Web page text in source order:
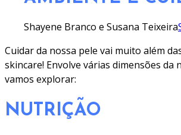
Shayene Branco e Susana Teixeira
Cuidar da nossa pele vai muito além
skincare! Envolve várias dimensões da
vamos explorar:
NUTRIÇÃO